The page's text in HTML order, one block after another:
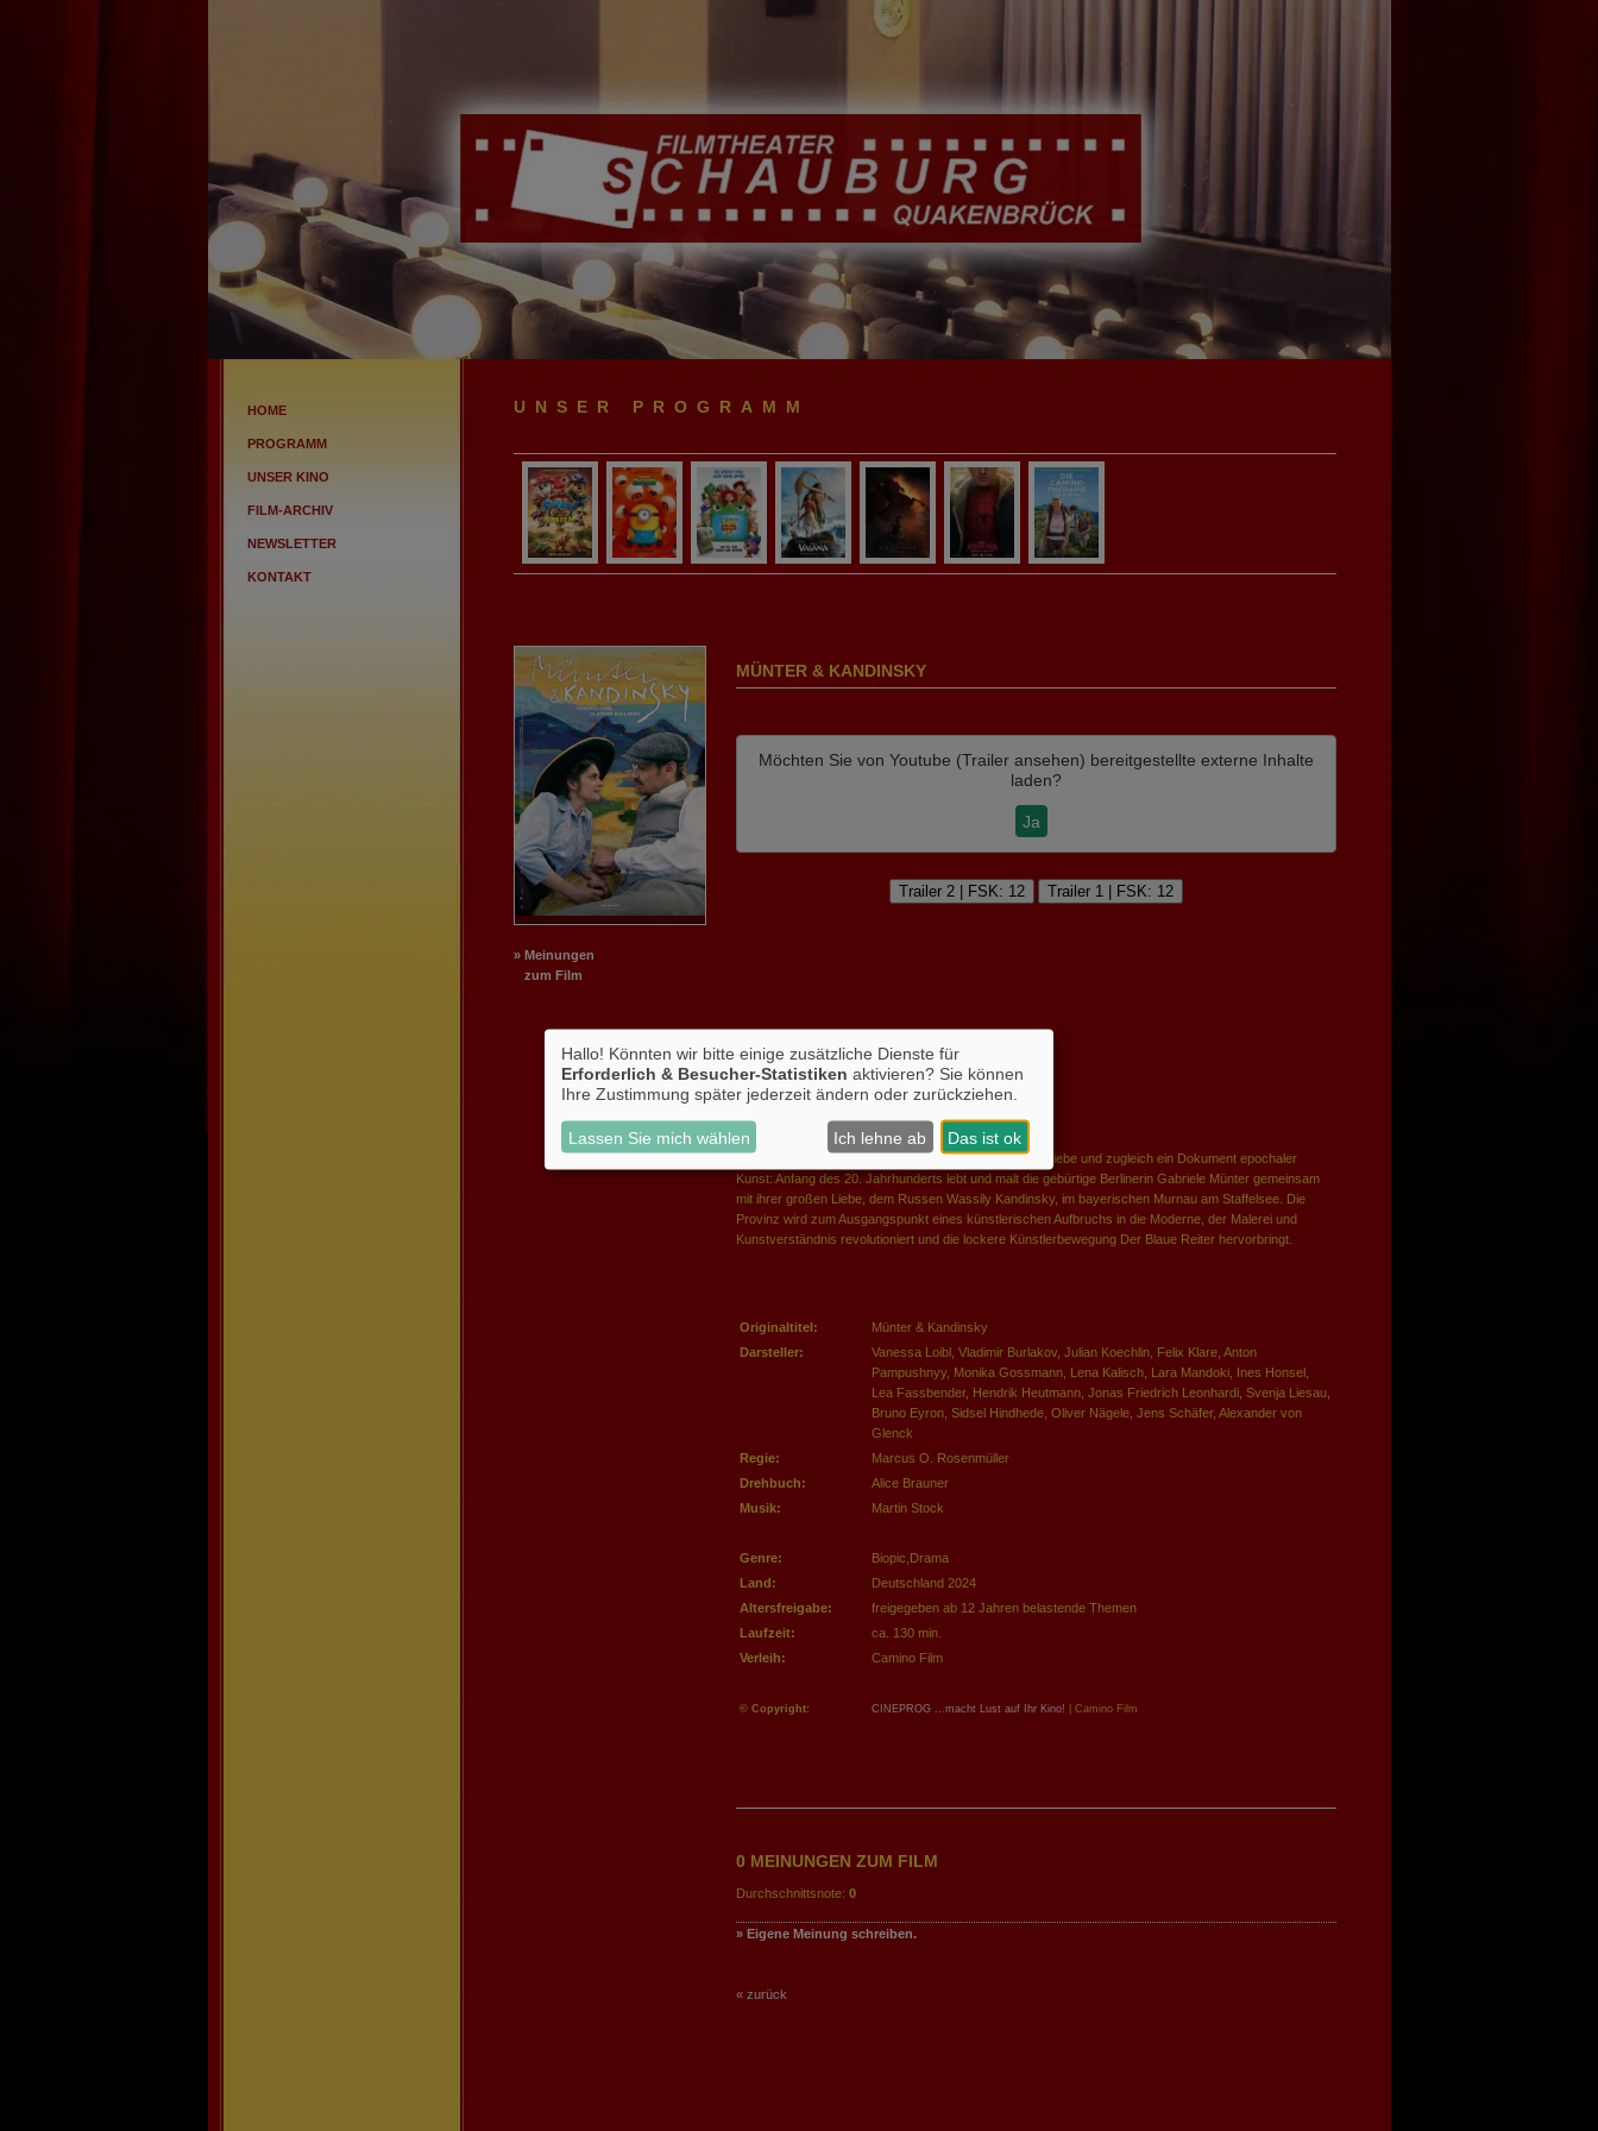
HOME
PROGRAMM
UNSER KINO
FILM-ARCHIV
NEWSLETTER
KONTAKT
UNSER PROGRAMM
» Meinungen
zum Film
MÜNTER & KANDINSKY
Möchten Sie von Youtube (Trailer ansehen) bereitgestellte externe Inhalte
laden?
Ja
Trailer 2 | FSK: 12 Trailer 1 | FSK: 12
Es ist die bewegende Geschichte einer dramatischen Liebe und zugleich ein Dokument epochaler
Kunst: Anfang des 20. Jahrhunderts lebt und malt die gebürtige Berlinerin Gabriele Münter gemeinsam
mit ihrer großen Liebe, dem Russen Wassily Kandinsky, im bayerischen Murnau am Staffelsee. Die
Provinz wird zum Ausgangspunkt eines künstlerischen Aufbruchs in die Moderne, der Malerei und
Kunstverständnis revolutioniert und die lockere Künstlerbewegung Der Blaue Reiter hervorbringt.
Originaltitel:
Münter & Kandinsky
Darsteller:
Vanessa Loibl, Vladimir Burlakov, Julian Koechlin, Felix Klare, Anton
Pampushnyy, Monika Gossmann, Lena Kalisch, Lara Mandoki, Ines Honsel,
Lea Fassbender, Hendrik Heutmann, Jonas Friedrich Leonhardi, Svenja Liesau,
Bruno Eyron, Sidsel Hindhede, Oliver Nägele, Jens Schäfer, Alexander von
Glenck
Regie:
Marcus O. Rosenmüller
Drehbuch:
Alice Brauner
Musik:
Martin Stock
Genre:
Biopic,Drama
Land:
Deutschland 2024
Altersfreigabe:
freigegeben ab 12 Jahren belastende Themen
Laufzeit:
ca. 130 min.
Verleih:
Camino Film
© Copyright: CINEPROG ...macht Lust auf Ihr Kino! | Camino Film
0 MEINUNGEN ZUM FILM
Durchschnittsnote: 0
» Eigene Meinung schreiben.
« zurück
Hallo! Könnten wir bitte einige zusätzliche Dienste für
Erforderlich & Besucher-Statistiken aktivieren? Sie können
Ihre Zustimmung später jederzeit ändern oder zurückziehen.
Lassen Sie mich wählen Ich lehne ab Das ist ok